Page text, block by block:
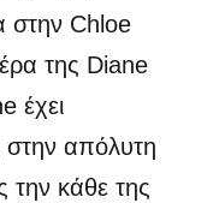
στην Chloe
της Diane
έχει
στην απόλυτη
την κάθε της